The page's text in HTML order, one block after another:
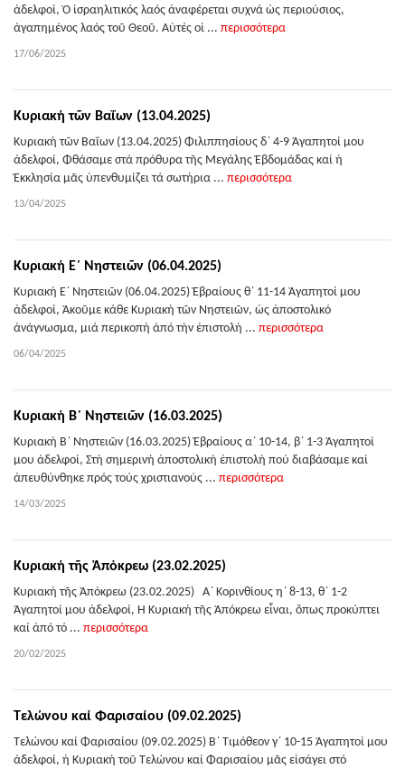
ἀδελφοί, Ὁ ἰσραηλιτικός λαός ἀναφέρεται συχνά ὡς περιούσιος,
ἀγαπημένος λαός τοῦ Θεοῦ. Αὐτές οἱ ... περισσότερα
17/06/2025
Κυριακή τῶν Βαΐων (13.04.2025)
Κυριακή τῶν Βαΐων (13.04.2025) Φιλιππησίους δ΄ 4-9 Ἀγαπητοί μου
ἀδελφοί, Φθάσαμε στά πρόθυρα τῆς Μεγάλης Ἑβδομάδας καί ἡ
Ἐκκλησία μᾶς ὑπενθυμίζει τά σωτήρια ... περισσότερα
13/04/2025
Κυριακή Ε΄ Νηστειῶν (06.04.2025)
Κυριακή Ε΄ Νηστειῶν (06.04.2025) Ἑβραίους θ΄ 11-14 Ἀγαπητοί μου
ἀδελφοί, Ἀκοῦμε κάθε Κυριακή τῶν Νηστειῶν, ὡς ἀποστολικό
ἀνάγνωσμα, μιά περικοπή ἀπό τήν ἐπιστολή ... περισσότερα
06/04/2025
Κυριακή Β΄ Νηστειῶν (16.03.2025)
Κυριακή Β΄ Νηστειῶν (16.03.2025) Ἑβραίους α΄ 10-14, β΄ 1-3 Ἀγαπητοί
μου ἀδελφοί, Στή σημερινή ἀποστολική ἐπιστολή πού διαβάσαμε καί
ἀπευθύνθηκε πρός τούς χριστιανούς ... περισσότερα
14/03/2025
Κυριακή τῆς Ἀπὀκρεω (23.02.2025)
Κυριακή τῆς Ἀπὀκρεω (23.02.2025) Α΄ Κορινθίους η΄ 8-13, θ΄ 1-2
Ἀγαπητοί μου ἀδελφοί, Ἡ Κυριακή τῆς Ἀπόκρεω εἶναι, ὅπως προκύπτει
καί ἀπό τό ... περισσότερα
20/02/2025
Τελώνου καί Φαρισαίου (09.02.2025)
Τελώνου καί Φαρισαίου (09.02.2025) Β΄ Τιμόθεον γ΄ 10-15 Ἀγαπητοί μου
ἀδελφοί, ἡ Κυριακή τοῦ Τελώνου καί Φαρισαίου μᾶς εἰσάγει στό